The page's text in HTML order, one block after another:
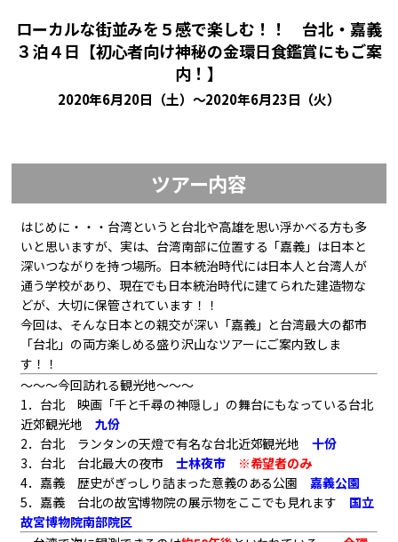
ローカルな街並みを５感で楽しむ！！ 台北・嘉義
３泊４日【初心者向け神秘の金環日食鑑賞にもご案
内！】
2020年6月20日（土）～2020年6月23日（火）
ツアー内容
はじめに・・・台湾というと台北や高雄を思い浮かべる方も多
いと思いますが、実は、台湾南部に位置する「嘉義」は日本と
深いつながりを持つ場所。日本統治時代には日本人と台湾人が
通う学校があり、現在でも日本統治時代に建てられた建造物な
どが、大切に保管されています！！
今回は、そんな日本との親交が深い「嘉義」と台湾最大の都市
「台北」の両方楽しめる盛り沢山なツアーにご案内致しま
す！！
～～～今回訪れる観光地～～～
1．台北 映画「千と千尋の神隠し」の舞台にもなっている台北
近郊観光地 九份
2．台北 ランタンの天燈で有名な台北近郊観光地十份
3．台北 台北最大の夜市士林夜市
※希望者のみ
4．嘉義 歴史がぎっしり詰まった意義のある公園嘉義公園
5．嘉義 台北の故宮博物院の展示物をここでも見れます 国立
故宮博物院南部院区